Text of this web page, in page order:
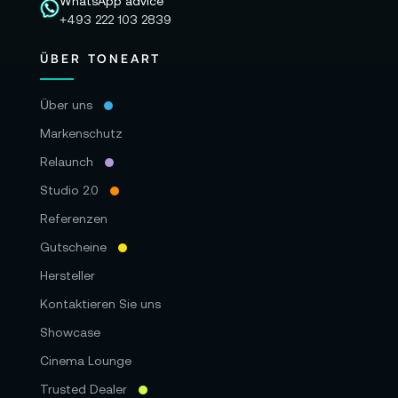
+493 222 103 2839
ÜBER TONEART
Über uns
Markenschutz
Relaunch
Studio 2.0
Referenzen
Gutscheine
Hersteller
Kontaktieren Sie uns
Showcase
Cinema Lounge
Trusted Dealer